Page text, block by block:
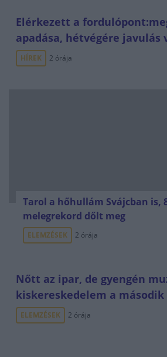
Elérkezett a
apadása, hétvégére javulás
HÍREK 2 órája
Tarol a hőhullám Svájcban is,
melegrekord dőlt meg
ELEMZÉSEK 2 órája
Nőtt az ipar, de gyengén
kiskereskedelem a második
ELEMZÉSEK 2 órája